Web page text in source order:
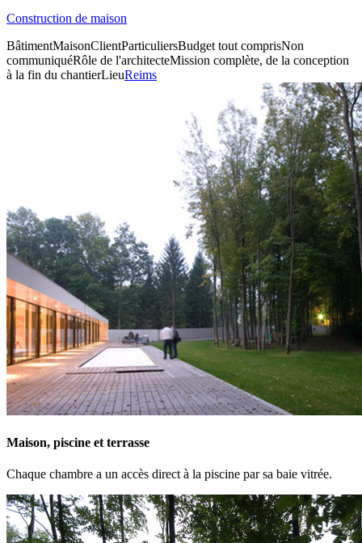
Construction de maison
BâtimentMaisonClientParticuliersBudget tout comprisNon
communiquéRôle de l'architecteMission complète, de la conception
à la fin du chantierLieuReims
Maison, piscine et terrasse
Chaque chambre a un accès direct à la piscine par sa baie vitrée.